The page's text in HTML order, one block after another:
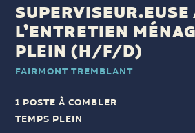
SUPERVISEUR.EUSE
L’ENTRETIEN
PLEIN (H/F/D)
FAIRMONT TREMBLANT
1 POSTE À COMBLER
TEMPS PLEIN